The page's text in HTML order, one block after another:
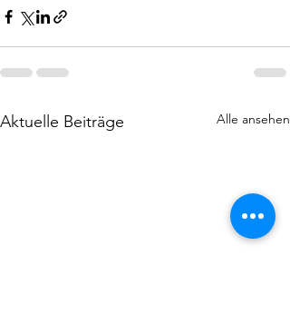
Aktuelle Beiträge Alle ansehen